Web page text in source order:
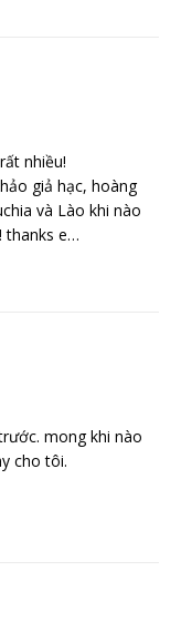
nhiều!
giả hạc, hoàng
và Lào khi nào
thanks e…
mong khi nào
cho tôi.